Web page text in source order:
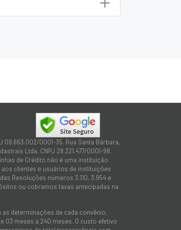
09.663.002/0001-35. Rua Santa Bárbara,
Ltda. CNPJ 28.321.477/0001-98.
de Crédito não é uma instituição
clientes e usuários de instituições
Resoluções números 3.110, 3.954 e
ou cobramos taxas antecipadas na
as determinações de cada convênio,
03 meses a 240 meses. O custo efetivo